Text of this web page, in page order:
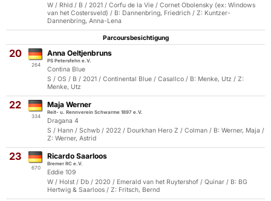
W / Rhld / B / 2021 / Corfu de la Vie / Cornet Obolensky (ex: Windows
van het Costersveld) / B: Dannenbring, Friedrich / Z: Kuntzer-
Dannenbring, Anna-Lena
Parcoursbesichtigung
20
264
Anna Oeltjenbruns
PS Petersfehn e.V.
Contina Blue
S / OS / B / 2021 / Continental Blue / Casallco / B: Menke, Utz / Z:
Menke, Utz
22
334
Maja Werner
Reit- u. Rennverein Schwarme 1897 e.V.
Dragana 4
S / Hann / Schwb / 2022 / Dourkhan Hero Z / Colman / B: Werner, Maja /
Z: Werner, Astrid
23
670
Ricardo Saarloos
Bremer RC e.V.
Eddie 109
W / Holst / Db / 2020 / Emerald van het Ruytershof / Quinar / B: BG
Hertwig & Saarloos / Z: Fritsch, Bernd